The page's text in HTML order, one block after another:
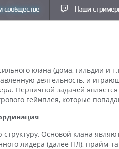
сообществе Наши
клана (дома, гильдии и
деятельность, и
Первичной задачей
геймплея, которые
Основой клана
лидера (далее ПЛ), прайм-